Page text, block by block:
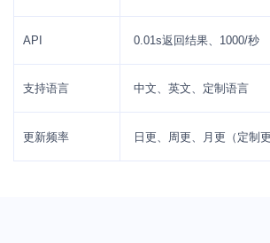
API 0.01s返回结果、1000/秒
支持语言 中文、英文、定制语言
更新频率 日更、周更、月更（定制更